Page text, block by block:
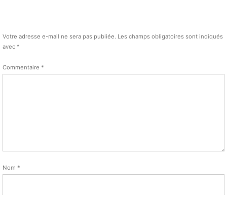
Votre adresse e-mail ne sera pas publiée. Les champs obligatoires sont indiqués
avec *
Commentaire *
Nom *